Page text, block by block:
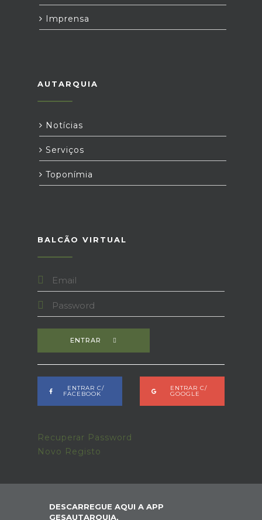
Imprensa
AUTARQUIA
Notícias
Serviços
Toponímia
BALCÃO VIRTUAL
ENTRAR
ENTRAR C/
FACEBOOK
ENTRAR C/
GOOGLE
Recuperar Password
Novo Registo
DESCARREGUE AQUI A APP
GESAUTARQUIA,